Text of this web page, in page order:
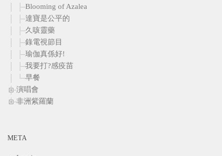
Blooming of Azalea
達寶是公平的
久咳靈藥
錄電視節目
瑜伽真係好!
我要打?感疫苗
早餐
演唱會
非洲紫羅蘭
META